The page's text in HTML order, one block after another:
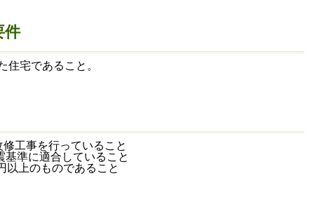
件
住宅であること。
工事を行っていること
準に適合していること
以上のものであること